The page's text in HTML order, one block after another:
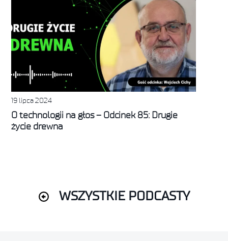
19 lipca 2024
O technologii na głos – Odcinek 85: Drugie
życie drewna
WSZYSTKIE PODCASTY